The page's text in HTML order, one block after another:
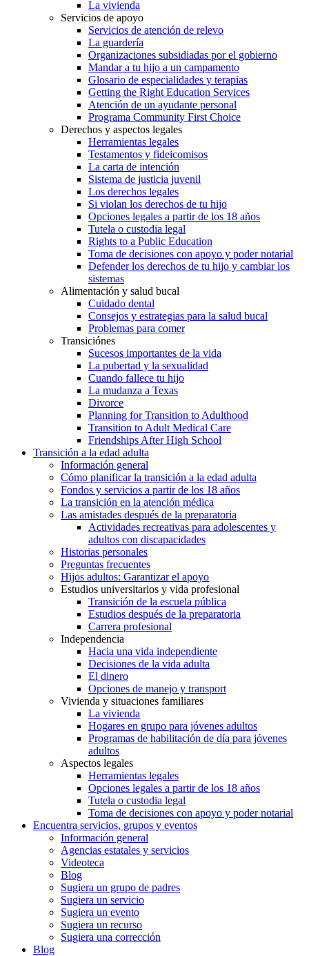
La vivienda
Servicios de apoyo
Servicios de atención de relevo
La guardería
Organizaciones subsidiadas por el gobierno
Mandar a tu hijo a un campamento
Glosario de especialidades y terapias
Getting the Right Education Services
Atención de un ayudante personal
Programa Community First Choice
Derechos y aspectos legales
Herramientas legales
Testamentos y fideicomisos
La carta de intención
Sistema de justicia juvenil
Los derechos legales
Si violan los derechos de tu hijo
Opciones legales a partir de los 18 años
Tutela o custodia legal
Rights to a Public Education
Toma de decisiones con apoyo y poder notarial
Defender los derechos de tu hijo y cambiar los
sistemas
Alimentación y salud bucal
Cuidado dental
Consejos y estrategias para la salud bucal
Problemas para comer
Transiciónes
Sucesos importantes de la vida
La pubertad y la sexualidad
Cuando fallece tu hijo
La mudanza a Texas
Divorce
Planning for Transition to Adulthood
Transition to Adult Medical Care
Friendships After High School
Transición a la edad adulta
Información general
Cómo planificar la transición a la edad adulta
Fondos y servicios a partir de los 18 años
La transición en la atención médica
Las amistades después de la preparatoria
Actividades recreativas para adolescentes y
adultos con discapacidades
Historias personales
Preguntas frecuentes
Hijos adultos: Garantizar el apoyo
Estudios universitarios y vida profesional
Transición de la escuela pública
Estudios después de la preparatoria
Carrera profesional
Independencia
Hacia una vida independiente
Decisiones de la vida adulta
El dinero
Opciones de manejo y transport
Vivienda y situaciones familiares
La vivienda
Hogares en grupo para jóvenes adultos
Programas de habilitación de día para jóvenes
adultos
Aspectos legales
Herramientas legales
Opciones legales a partir de los 18 años
Tutela o custodia legal
Toma de decisiones con apoyo y poder notarial
Encuentra servicios, grupos y eventos
Información general
Agencias estatales y servicios
Videoteca
Blog
Sugiera un grupo de padres
Sugiera un servicio
Sugiera un evento
Sugiera un recurso
Sugiera una corrección
Blog